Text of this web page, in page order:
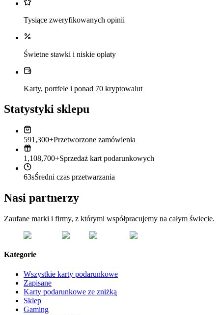
Tysiące zweryfikowanych opinii
Świetne stawki i niskie opłaty
Karty, portfele i ponad 70 kryptowalut
Statystyki sklepu
591,300+Przetworzone zamówienia
1,108,700+Sprzedaż kart podarunkowych
63sŚredni czas przetwarzania
Nasi partnerzy
Zaufane marki i firmy, z którymi współpracujemy na całym świecie.
Kategorie
Wszystkie karty podarunkowe
Zapisane
Karty podarunkowe ze zniżką
Sklep
Gaming